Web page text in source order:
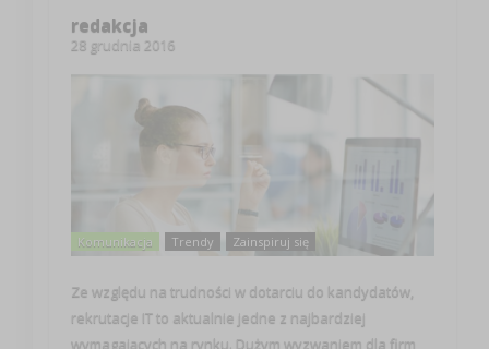
redakcja
28 grudnia 2016
Komunikacja Trendy Zainspiruj się
Ze względu na trudności w dotarciu do kandydatów,
rekrutacje IT to aktualnie jedne z najbardziej
wymagających na rynku. Dużym wyzwaniem dla firm